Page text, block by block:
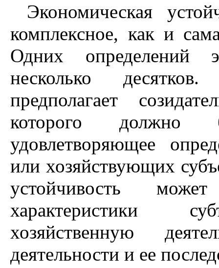
Экономическая
комплексное, как и
Одних определений
несколько
предполагает
которого должно
удовлетворяющее
или хозяйствующих
устойчивость
характеристики
хозяйственную
деятельности и ее